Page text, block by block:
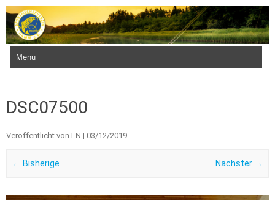
Zum Inhalt springen
DSC07500
Veröffentlicht von LN | 03/12/2019
← Bisherige Nächster →